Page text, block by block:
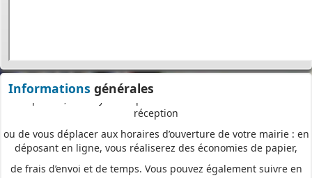
Informations générales
Plus besoin d’imprimer vos demandes en de multiples
exemplaires, d’envoyer des plis en recommandé avec accusé de
réception
ou de vous déplacer aux horaires d’ouverture de votre mairie : en
déposant en ligne, vous réaliserez des économies de papier,
de frais d’envoi et de temps. Vous pouvez également suivre en
ligne l’avancement du traitement de votre demande,